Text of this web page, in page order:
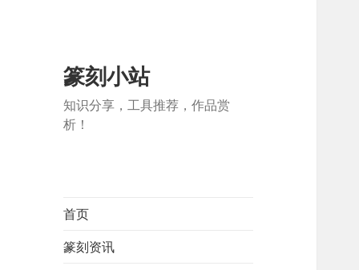
篆刻小站
知识分享，工具推荐，作品赏
析！
首页
篆刻资讯